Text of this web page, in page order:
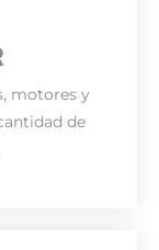
motores y
de